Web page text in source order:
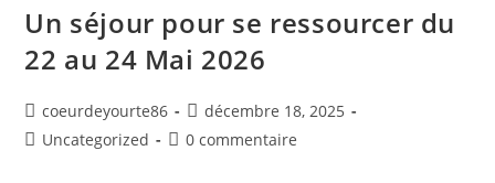
Un séjour pour se ressourcer du
22 au 24 Mai 2026
coeurdeyourte86
décembre 18, 2025
Uncategorized
0 commentaire